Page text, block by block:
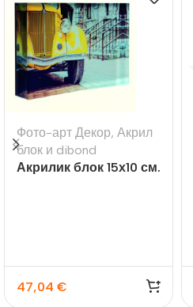
Фото-арт Декор, Акрил
блок и dibond
Акрилик блок 15х10 см.
47,04 €